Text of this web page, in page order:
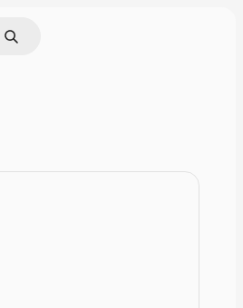
par image
Rechercher